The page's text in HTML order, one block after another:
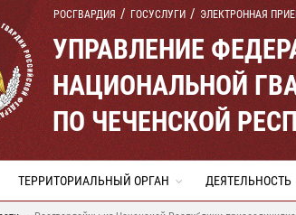
РОСГВАРДИЯ ГОСУСЛУГИ ЭЛЕКТРОННАЯ
УПРАВЛЕНИЕ
НАЦИОНАЛЬНОЙ
ПО ЧЕЧЕНСКОЙ
ТЕРРИТОРИАЛЬНЫЙ ОРГАН ДЕЯТЕЛЬНОСТЬ